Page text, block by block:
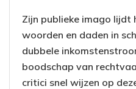
Zijn publieke imago lijdt
woorden en daden in
dubbele
boodschap van
critici snel wijzen op